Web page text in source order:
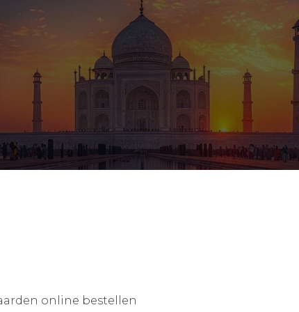
online bestellen